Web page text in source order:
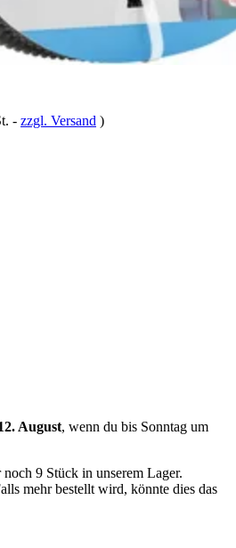
- zzgl. Versand )
August, wenn du bis Sonntag um
9 Stück in unserem Lager.
mehr bestellt wird, könnte dies das